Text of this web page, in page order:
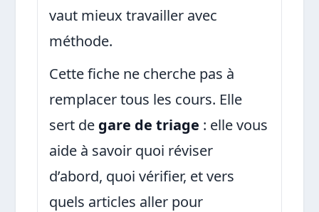
vaut mieux travailler avec
méthode.
Cette fiche ne cherche pas à
remplacer tous les cours. Elle
sert de gare de triage : elle vous
aide à savoir quoi réviser
d’abord, quoi vérifier, et vers
quels articles aller pour